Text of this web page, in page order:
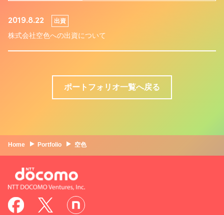
2019.8.22 出資
株式会社空色への出資について
ポートフォリオ一覧へ戻る
Home Portfolio 空色